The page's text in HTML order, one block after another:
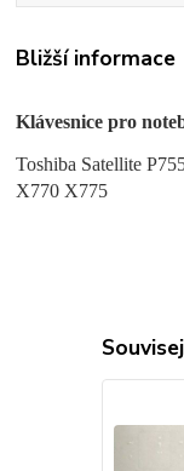
Bližší informace
Klávesnice pro
Toshiba Satellite
X770 X775